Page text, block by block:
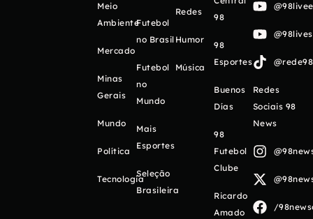
Meio
Ambiente
Mercado
Minas
Gerais
Mundo
Política
Tecnologia
Futebol
no Brasil
Futebol
no
Mundo
Mais
Esportes
Seleção
Brasileira
Redes
Humor
Música
98
98
Esportes
Buenos
Días
98
Futebol
Clube
Ricardo
Amado
Redes
Sociais 98
News
/